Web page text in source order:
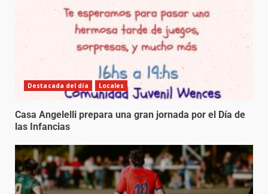
Destacada del día Locales
Casa Angelelli prepara una gran jornada por el Día de
las Infancias